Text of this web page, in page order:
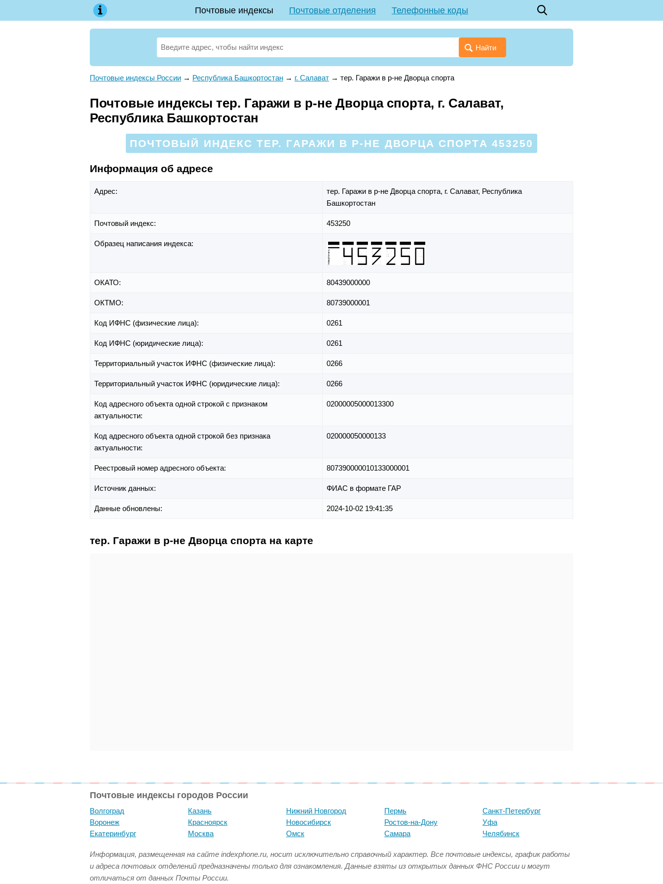
Почтовые индексы Почтовые отделения Телефонные коды
Найти
Почтовые индексы России → Республика Башкортостан → г. Салават → тер. Гаражи в р-не Дворца спорта
Почтовые индексы тер. Гаражи в р-не Дворца спорта, г. Салават,
Республика Башкортостан
ПОЧТОВЫЙ ИНДЕКС ТЕР. ГАРАЖИ В Р-НЕ ДВОРЦА СПОРТА 453250
Информация об адресе
Адрес: тер. Гаражи в р-не Дворца спорта, г. Салават, Республика
Башкортостан
Почтовый индекс: 453250
Образец написания индекса:
ОКАТО: 80439000000
ОКТМО: 80739000001
Код ИФНС (физические лица): 0261
Код ИФНС (юридические лица): 0261
Территориальный участок ИФНС (физические лица): 0266
Территориальный участок ИФНС (юридические лица): 0266
Код адресного объекта одной строкой с признаком
актуальности:
02000005000013300
Код адресного объекта одной строкой без признака
актуальности:
020000050000133
Реестровый номер адресного объекта: 807390000010133000001
Источник данных: ФИАС в формате ГАР
Данные обновлены: 2024-10-02 19:41:35
тер. Гаражи в р-не Дворца спорта на карте
Почтовые индексы городов России
Волгоград
Воронеж
Екатеринбург
Казань
Красноярск
Москва
Нижний Новгород
Новосибирск
Омск
Пермь
Ростов-на-Дону
Самара
Санкт-Петербург
Уфа
Челябинск
Информация, размещенная на сайте indexphone.ru, носит исключительно справочный характер. Все почтовые индексы, график работы
и адреса почтовых отделений предназначены только для ознакомления. Данные взяты из открытых данных ФНС России и могут
отличаться от данных Почты России.